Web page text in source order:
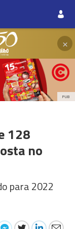
×
PUB
128
no
para 2022